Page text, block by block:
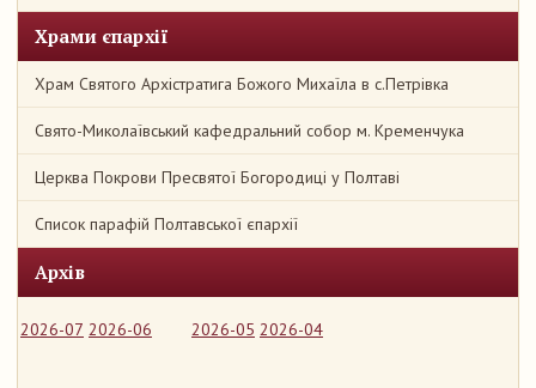
Храми єпархії
Храм Святого Архістратига Божого Михаїла в с.Петрівка
Свято-Миколаївський кафедральний собор м. Кременчука
Церква Покрови Пресвятої Богородиці у Полтаві
Список парафій Полтавської єпархії
Архів
2026-07 2026-06 2026-05 2026-04